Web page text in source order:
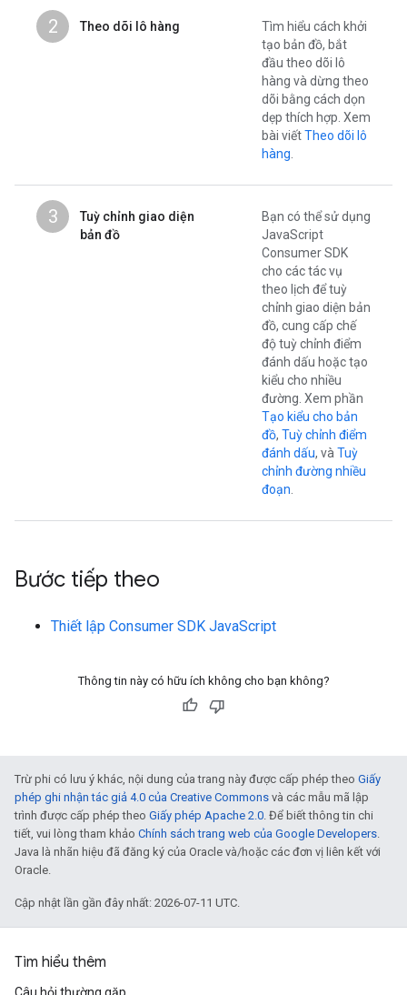
2 Theo dõi lô hàng
Tìm hiểu cách khởi
tạo bản đồ, bắt
đầu theo dõi lô
hàng và dừng theo
dõi bằng cách dọn
dẹp thích hợp. Xem
bài viếtTheo dõi lô
hàng
3
Tuỳ chỉnh giao diện
bản đồ
Bạn có thể sử dụng
JavaScript
Consumer SDK
cho các tác vụ
theo lịch để tuỳ
chỉnh giao diện bản
đồ, cung cấp chế
độ tuỳ chỉnh điểm
đánh dấu hoặc tạo
kiểu cho nhiều
đường. Xem phần
Tạo kiểu cho bản
đồ, Tuỳ chỉnh điểm
đánh dấu, và Tuỳ
chỉnh đường nhiều
đoạn
Bước tiếp theo
Thiết lập Consumer SDK JavaScript
Thông tin này có hữu ích không cho bạn không?
Trừ phi có lưu ý khác, nội dung của trang này được cấp phép theo Giấy
phép ghi nhận tác giả 4.0 của Creative Commons và các mẫu mã lập
trình được cấp phép theo Giấy phép Apache 2.0. Để biết thông tin chi
tiết, vui lòng tham khảo Chính sách trang web của Google Developers.
Java là nhãn hiệu đã đăng ký của Oracle và/hoặc các đơn vị liên kết với
Oracle.
Cập nhật lần gần đây nhất: 2026-07-11 UTC.
Tìm hiểu thêm